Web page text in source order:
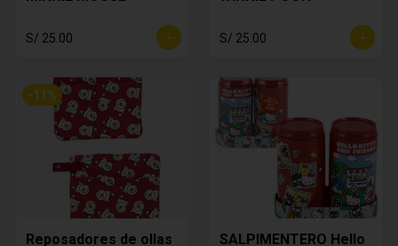
S/ 25.00 S/ 25.00
-11 %
Reposadores de ollas
SALPIMENTERO Hello